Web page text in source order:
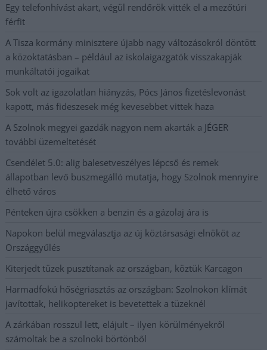
Egy telefonhívást akart, végül rendőrök vitték el a mezőtúri
férfit
A Tisza kormány minisztere újabb nagy változásokról döntött
a közoktatásban – például az iskolaigazgatók visszakapják
munkáltatói jogaikat
Sok volt az igazolatlan hiányzás, Pócs János fizetéslevonást
kapott, más fideszesek még kevesebbet vittek haza
A Szolnok megyei gazdák nagyon nem akarták a JÉGER
további üzemeltetését
Csendélet 5.0: alig balesetveszélyes lépcső és remek
állapotban levő buszmegálló mutatja, hogy Szolnok mennyire
élhető város
Pénteken újra csökken a benzin és a gázolaj ára is
Napokon belül megválasztja az új köztársasági elnököt az
Országgyűlés
Kiterjedt tüzek pusztítanak az országban, köztük Karcagon
Harmadfokú hőségriasztás az országban: Szolnokon klímát
javítottak, helikoptereket is bevetettek a tüzeknél
A zárkában rosszul lett, elájult – ilyen körülményekről
számoltak be a szolnoki börtönből